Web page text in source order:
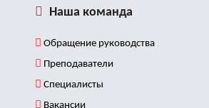
Наша команда
Обращение руководства
Преподаватели
Специалисты
Вакансии